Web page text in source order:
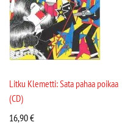
Litku Klemetti: Sata pahaa poikaa
(CD)
16,90€